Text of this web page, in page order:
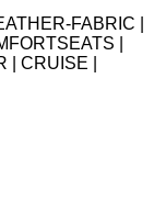
FABRIC |
|
| CRUISE |